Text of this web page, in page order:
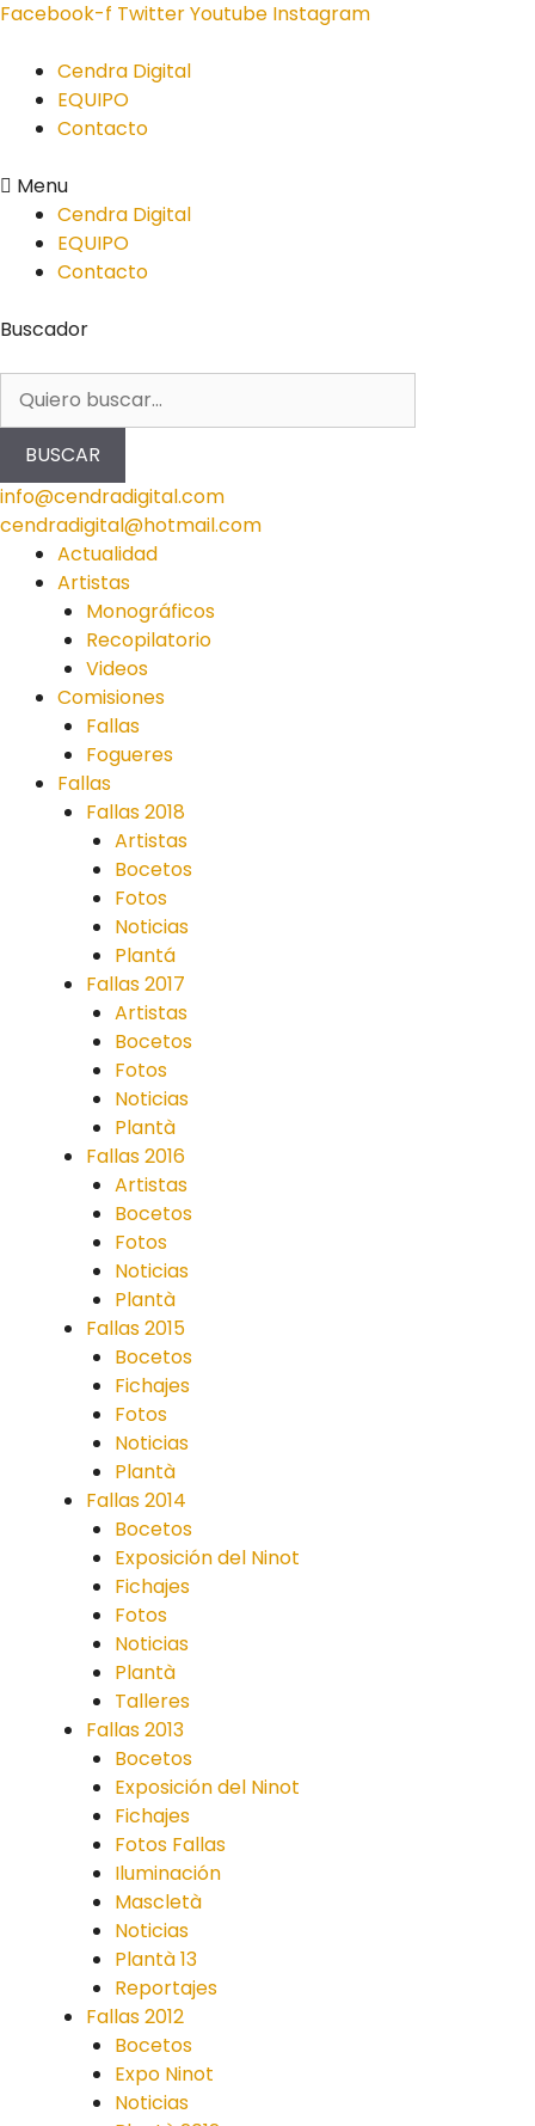
Facebook-f TwitterYoutube Instagram
Cendra Digital
EQUIPO
Contacto
Menu
Cendra Digital
EQUIPO
Contacto
Buscador
BUSCAR
info@cendradigital.com
cendradigital@hotmail.com
Actualidad
Artistas
Monográficos
Recopilatorio
Videos
Comisiones
Fallas
Fogueres
Fallas
Fallas 2018
Artistas
Bocetos
Fotos
Noticias
Plantá
Fallas 2017
Artistas
Bocetos
Fotos
Noticias
Plantà
Fallas 2016
Artistas
Bocetos
Fotos
Noticias
Plantà
Fallas 2015
Bocetos
Fichajes
Fotos
Noticias
Plantà
Fallas 2014
Bocetos
Exposición del Ninot
Fichajes
Fotos
Noticias
Plantà
Talleres
Fallas 2013
Bocetos
Exposición del Ninot
Fichajes
Fotos Fallas
Iluminación
Mascletà
Noticias
Plantà 13
Reportajes
Fallas 2012
Bocetos
Expo Ninot
Noticias